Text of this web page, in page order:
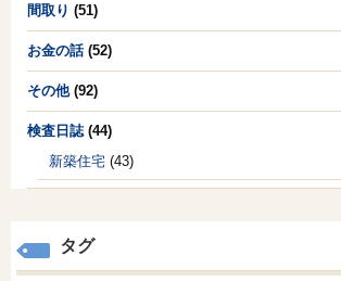
間取り (51)
お金の話(52)
その他(92)
検査日誌 (44)
新築住宅 (43)
タグ